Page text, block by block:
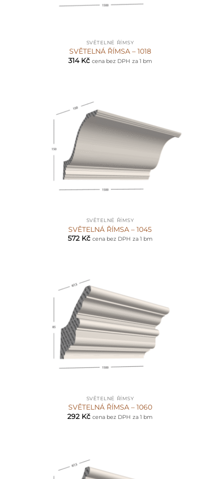
SVĚTELNÉ ŘÍMSY
SVĚTELNÁ ŘÍMSA – 1018
314 Kč cena bez DPH za 1 bm
SVĚTELNÉ ŘÍMSY
SVĚTELNÁ ŘÍMSA – 1045
572 Kč cena bez DPH za 1 bm
SVĚTELNÉ ŘÍMSY
SVĚTELNÁ ŘÍMSA – 1060
292 Kč cena bez DPH za 1 bm